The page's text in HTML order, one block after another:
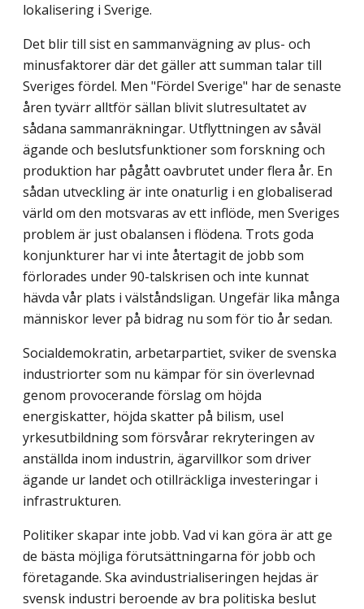
lokalisering i Sverige.
Det blir till sist en sammanvägning av plus- och
minusfaktorer där det gäller att summan talar till
Sveriges fördel. Men "Fördel Sverige" har de senaste
åren tyvärr alltför sällan blivit slutresultatet av
sådana sammanräkningar. Utflyttningen av såväl
ägande och beslutsfunktioner som forskning och
produktion har pågått oavbrutet under flera år. En
sådan utveckling är inte onaturlig i en globaliserad
värld om den motsvaras av ett inflöde, men Sveriges
problem är just obalansen i flödena. Trots goda
konjunkturer har vi inte återtagit de jobb som
förlorades under 90-talskrisen och inte kunnat
hävda vår plats i välståndsligan. Ungefär lika många
människor lever på bidrag nu som för tio år sedan.
Socialdemokratin, arbetarpartiet, sviker de svenska
industriorter som nu kämpar för sin överlevnad
genom provocerande förslag om höjda
energiskatter, höjda skatter på bilism, usel
yrkesutbildning som försvårar rekryteringen av
anställda inom industrin, ägarvillkor som driver
ägande ur landet och otillräckliga investeringar i
infrastrukturen.
Politiker skapar inte jobb. Vad vi kan göra är att ge
de bästa möjliga förutsättningarna för jobb och
företagande. Ska avindustrialiseringen hejdas är
svensk industri beroende av bra politiska beslut